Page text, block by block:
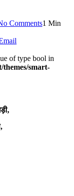
Comments1 Min
of type bool in
themes/smart-